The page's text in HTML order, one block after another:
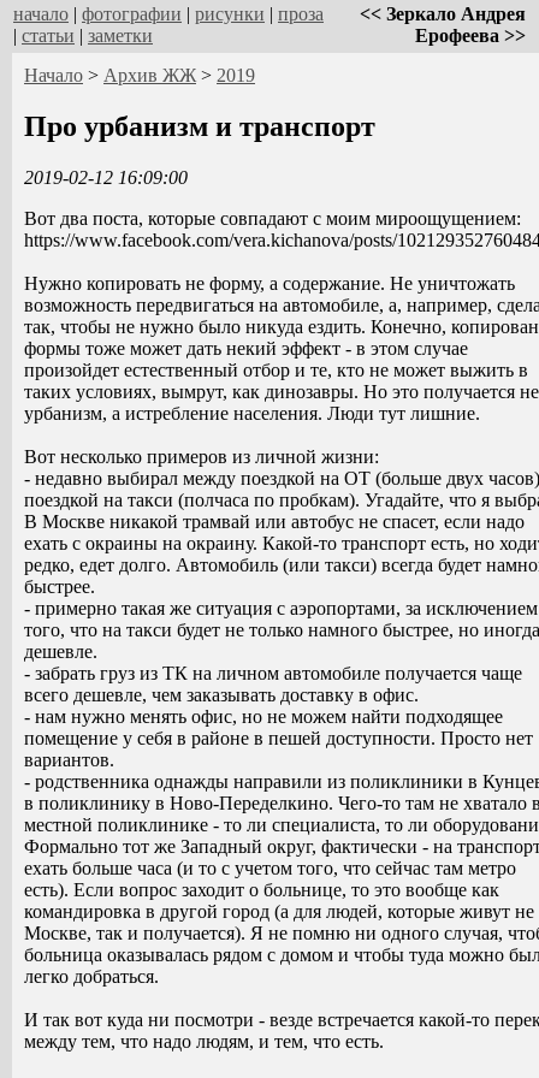
начало | фотографии | рисунки | проза
| статьи | заметки
<< Зеркало Андрея
Ерофеева >>
Начало > Архив ЖЖ > 2019
Про урбанизм и транспорт
2019-02-12 16:09:00
Вот два поста, которые совпадают с моим мироощущением:
https://www.facebook.com/vera.kichanova/posts/
Нужно копировать не форму, а содержание. Не уничтожать
возможность передвигаться на автомобиле, а, например,
так, чтобы не нужно было никуда ездить. Конечно,
формы тоже может дать некий эффект - в этом случае
произойдет естественный отбор и те, кто не может выжить в
таких условиях, вымрут, как динозавры. Но это получается не
урбанизм, а истребление населения. Люди тут лишние.
Вот несколько примеров из личной жизни:
- недавно выбирал между поездкой на ОТ (больше двух
поездкой на такси (полчаса по пробкам). Угадайте, что я
В Москве никакой трамвай или автобус не спасет, если надо
ехать с окраины на окраину. Какой-то транспорт есть, но
редко, едет долго. Автомобиль (или такси) всегда будет
быстрее.
- примерно такая же ситуация с аэропортами, за исключением
того, что на такси будет не только намного быстрее, но
дешевле.
- забрать груз из ТК на личном автомобиле получается чаще
всего дешевле, чем заказывать доставку в офис.
- нам нужно менять офис, но не можем найти подходящее
помещение у себя в районе в пешей доступности. Просто нет
вариантов.
- родственника однажды направили из поликлиники в
в поликлинику в Ново-Переделкино. Чего-то там не хватало
местной поликлинике - то ли специалиста, то ли
Формально тот же Западный округ, фактически - на
ехать больше часа (и то с учетом того, что сейчас там метро
есть). Если вопрос заходит о больнице, то это вообще как
командировка в другой город (а для людей, которые живут не
Москве, так и получается). Я не помню ни одного случая,
больница оказывалась рядом с домом и чтобы туда можно
легко добраться.
И так вот куда ни посмотри - везде встречается какой-то
между тем, что надо людям, и тем, что есть.